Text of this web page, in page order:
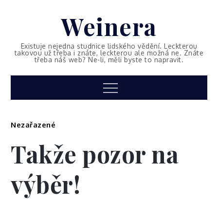
Weinera
Existuje nejedna studnice lidského vědění. Leckterou
takovou už třeba i znáte, leckterou ale možná ne. Znáte
třeba náš web? Ne-li, měli byste to napravit.
Menu
Nezařazené
Takže pozor na
výběr!